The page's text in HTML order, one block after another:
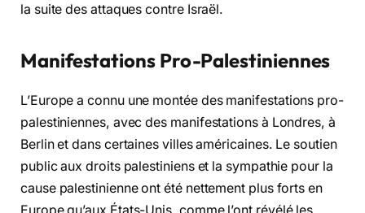
la suite des attaques contre Israël.
Manifestations Pro-Palestiniennes
L’Europe a connu une montée des manifestations pro-
palestiniennes, avec des manifestations à Londres, à
Berlin et dans certaines villes américaines. Le soutien
public aux droits palestiniens et la sympathie pour la
cause palestinienne ont été nettement plus forts en